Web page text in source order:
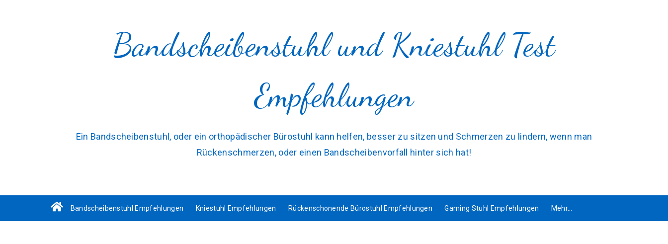
Bandscheibenstuhl und Kniestuhl Test
Empfehlungen
Ein Bandscheibenstuhl, oder ein orthopädischer Bürostuhl kann helfen, besser zu sitzen und Schmerzen zu lindern, wenn man
Rückenschmerzen, oder einen Bandscheibenvorfall hinter sich hat!
Bandscheibenstuhl Empfehlungen Kniestuhl Empfehlungen Rückenschonende Bürostuhl Empfehlungen Gaming Stuhl Empfehlungen Mehr…